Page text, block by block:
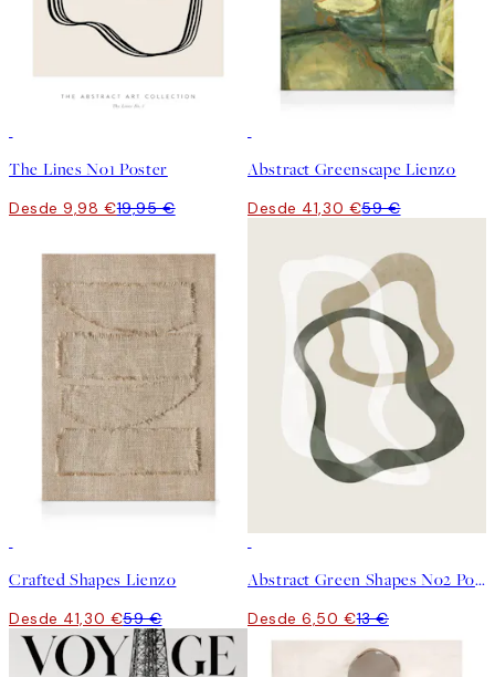
The Lines No1 Poster
Desde 9,98 €19,95 €
Abstract Greenscape Lienzo
Desde 41,30 €59 €
Crafted Shapes Lienzo
Desde 41,30 €59 €
Abstract Green Shapes No2 Poster
Desde 6,50 €13 €